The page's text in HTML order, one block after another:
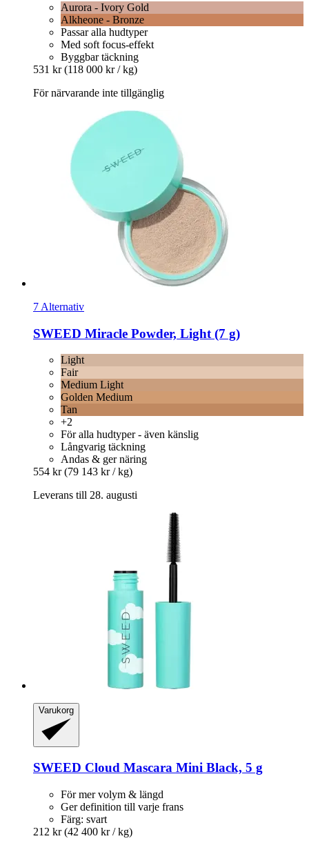
Aurora - Ivory Gold
Alkheone - Bronze
Passar alla hudtyper
Med soft focus-effekt
Byggbar täckning
531 kr (118 000 kr / kg)
För närvarande inte tillgänglig
7 Alternativ
SWEED Miracle Powder, Light (7 g)
Light
Fair
Medium Light
Golden Medium
Tan
+2
För alla hudtyper - även känslig
Långvarig täckning
Andas & ger näring
554 kr (79 143 kr / kg)
Leverans till 28. augusti
Varukorg
SWEED Cloud Mascara Mini Black, 5 g
För mer volym & längd
Ger definition till varje frans
Färg: svart
212 kr (42 400 kr / kg)